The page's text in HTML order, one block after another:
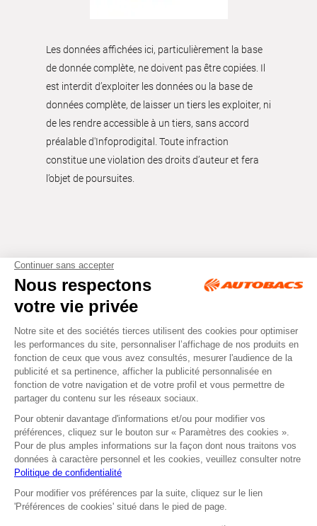
Les données affichées ici, particulièrement la base
de donnée complète, ne doivent pas être copiées. Il
est interdit d’exploiter les données ou la base de
données complète, de laisser un tiers les exploiter, ni
de les rendre accessible à un tiers, sans accord
préalable d'Infoprodigital. Toute infraction
constitue une violation des droits d’auteur et fera
l’objet de poursuites.
Tous droits réservés © Autobacs
Mentions légales RGPD
Cookies CGV
Facebook Instagram